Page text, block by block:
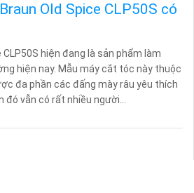
Old Spice CLP50S có
hiện đang là sản phẩm làm
hiện nay. Mẫu máy cắt tóc này thuộc
đa phần các đấng mày râu yêu thích
vẫn có rất nhiều người...